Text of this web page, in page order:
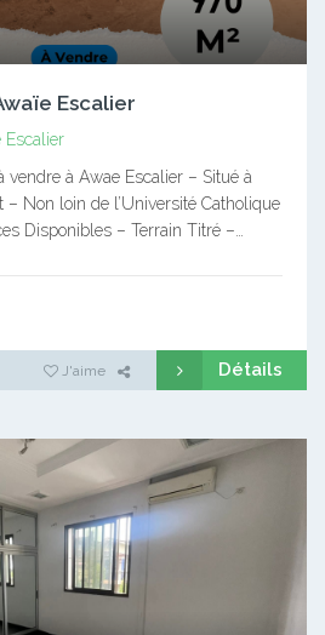
Escalier
Escalier
vendre à Awae Escalier – Situé à
– Non loin de l’Université Catholique
Disponibles – Terrain Titré –…
J'aime Détails